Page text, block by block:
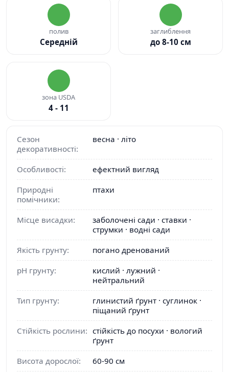
полив
Середній
заглиблення
до 8-10 см
зона USDA
4 - 11
Сезон
декоративності:
весна · літо
Особливості:
ефектний вигляд
Природні
помічники:
птахи
Місце висадки:
заболочені сади · ставки ·
струмки · водні сади
Якість грунту:
погано дренований
pH грунту:
кислий · лужний ·
нейтральний
Тип грунту:
глинистий ґрунт · суглинок ·
піщаний ґрунт
Стійкість рослини: стійкість до посухи · вологий
ґрунт
Висота дорослої:
60-90 см